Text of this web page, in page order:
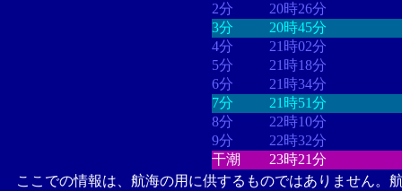
2分
20時26分
3分
20時45分
4分
21時02分
5分
21時18分
6分
21時34分
7分
21時51分
8分
22時10分
9分
22時32分
干潮
23時21分
ここでの情報は、航海の用に供するものではありません。